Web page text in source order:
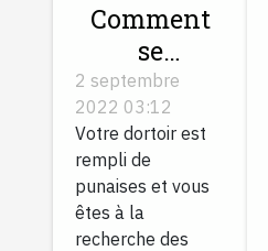
Comment
se
débarrasser
des
punaises de
lit?
2 septembre
2022 03:12
Votre dortoir est
rempli de
punaises et vous
êtes à la
recherche des